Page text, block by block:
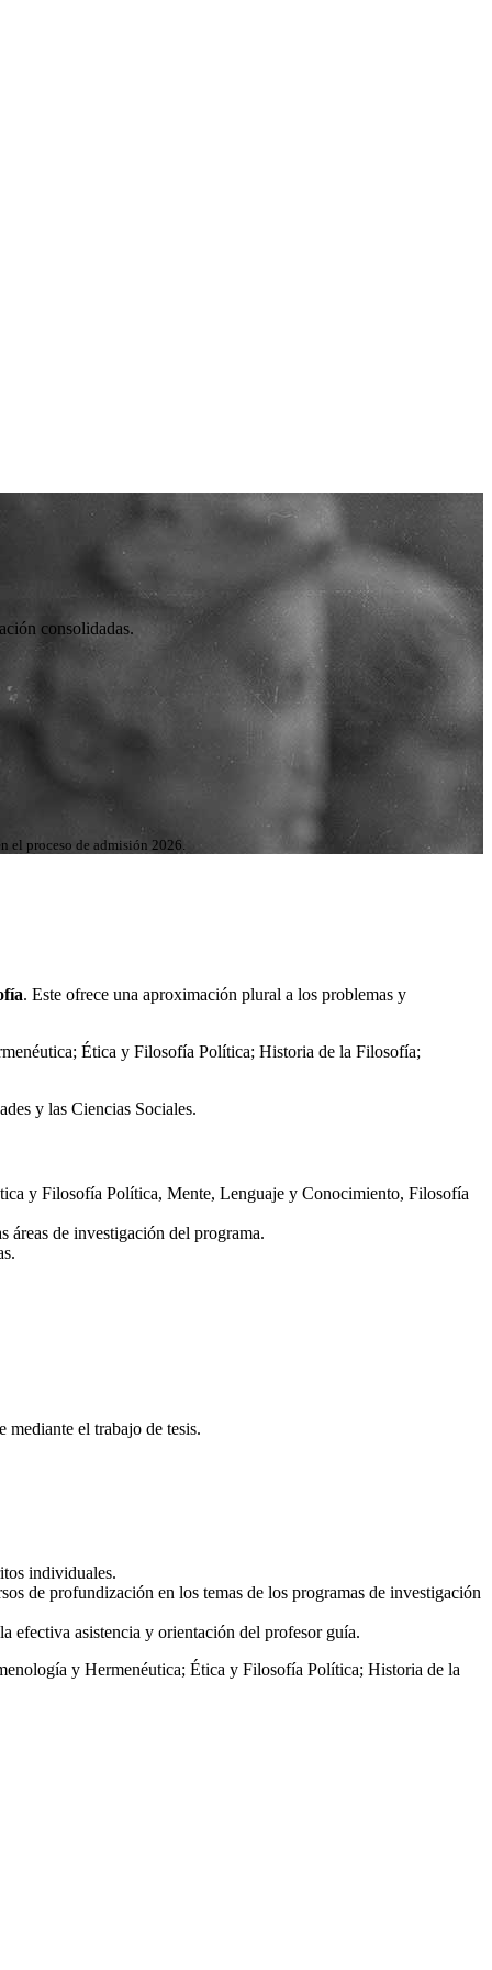
consolidadas.
el proceso de admisión 2026.
. Este ofrece una aproximación plural a los problemas y
Ética y Filosofía Política; Historia de la Filosofía;
y las Ciencias Sociales.
y Filosofía Política, Mente, Lenguaje y Conocimiento, Filosofía
áreas de investigación del programa.
mediante el trabajo de tesis.
individuales.
de profundización en los temas de los programas de investigación
efectiva asistencia y orientación del profesor guía.
y Hermenéutica; Ética y Filosofía Política; Historia de la